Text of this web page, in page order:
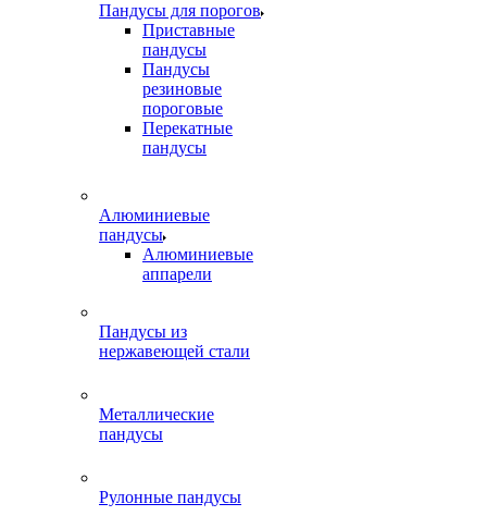
Пандусы для порогов
Приставные
пандусы
Пандусы
резиновые
пороговые
Перекатные
пандусы
Алюминиевые
пандусы
Алюминиевые
аппарели
Пандусы из
нержавеющей стали
Металлические
пандусы
Рулонные пандусы